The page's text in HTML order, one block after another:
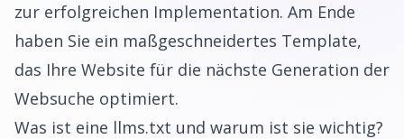
zur erfolgreichen Implementation. Am Ende
haben Sie ein maßgeschneidertes Template,
das Ihre Website für die nächste Generation der
Websuche optimiert.
Was ist eine llms.txt und warum ist sie wichtig?